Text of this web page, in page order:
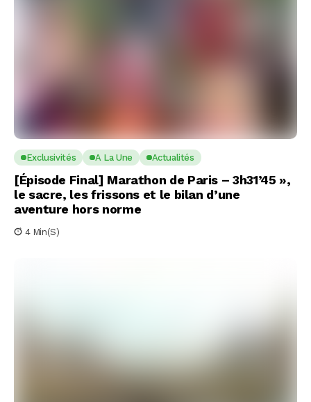
Exclusivités A La Une Actualités
[Épisode Final] Marathon de Paris – 3h31’45 »,
le sacre, les frissons et le bilan d’une
aventure hors norme
4 Min(s)